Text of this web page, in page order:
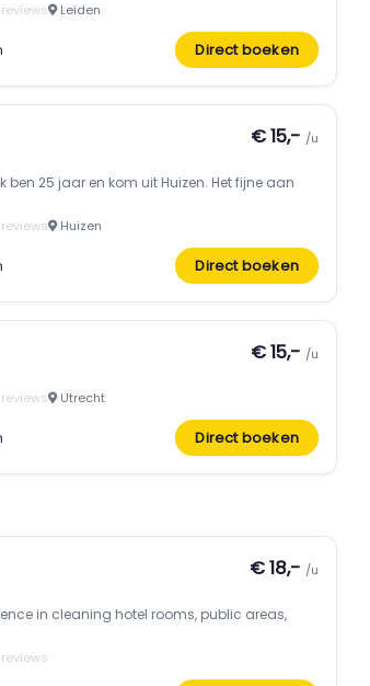
Leiden
Direct boeken
€ 15,- /u
ben 25 jaar en kom uit Huizen. Het fijne aan
Huizen
Direct boeken
€ 15,- /u
Utrecht
Direct boeken
€ 18,- /u
in cleaning hotel rooms, public areas,